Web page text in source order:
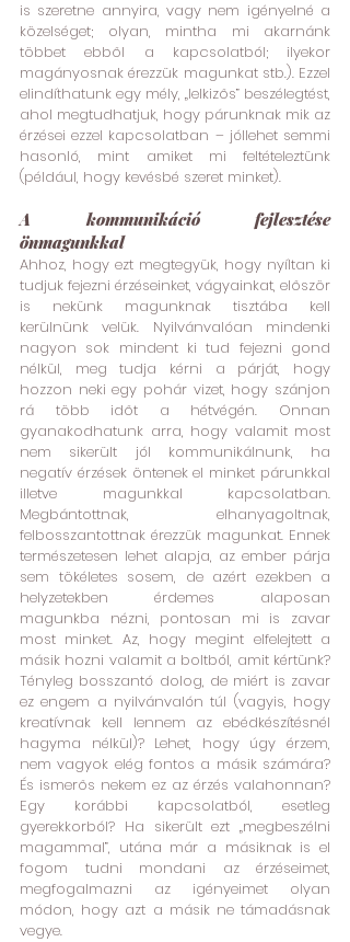
is szeretne annyira, vagy nem igényelné a
közelséget; olyan, mintha mi akarnánk
többet ebből a kapcsolatból; ilyekor
magányosnak érezzük magunkat stb.). Ezzel
elindíthatunk egy mély, „lelkizős” beszélegtést,
ahol megtudhatjuk, hogy párunknak mik az
érzései ezzel kapcsolatban – jóllehet semmi
hasonló, mint amiket mi feltételeztünk
(például, hogy kevésbé szeret minket).
A kommunikáció fejlesztése
önmagunkkal
Ahhoz, hogy ezt megtegyük, hogy nyíltan ki
tudjuk fejezni érzéseinket, vágyainkat, először
is nekünk magunknak tisztába kell
kerülnünk velük. Nyilvánvalóan mindenki
nagyon sok mindent ki tud fejezni gond
nélkül, meg tudja kérni a párját, hogy
hozzon neki egy pohár vizet, hogy szánjon
rá több időt a hétvégén. Onnan
gyanakodhatunk arra, hogy valamit most
nem sikerült jól kommunikálnunk, ha
negatív érzések öntenek el minket párunkkal
illetve magunkkal kapcsolatban.
Megbántottnak, elhanyagoltnak,
felbosszantottnak érezzük magunkat. Ennek
természetesen lehet alapja, az ember párja
sem tökéletes sosem, de azért ezekben a
helyzetekben érdemes alaposan
magunkba nézni, pontosan mi is zavar
most minket. Az, hogy megint elfelejtett a
másik hozni valamit a boltból, amit kértünk?
Tényleg bosszantó dolog, de miért is zavar
ez engem a nyilvánvalón túl (vagyis, hogy
kreatívnak kell lennem az ebédkészítésnél
hagyma nélkül)? Lehet, hogy úgy érzem,
nem vagyok elég fontos a másik számára?
És ismerős nekem ez az érzés valahonnan?
Egy korábbi kapcsolatból, esetleg
gyerekkorból? Ha sikerült ezt „megbeszélni
magammal”, utána már a másiknak is el
fogom tudni mondani az érzéseimet,
megfogalmazni az igényeimet olyan
módon, hogy azt a másik ne támadásnak
vegye.